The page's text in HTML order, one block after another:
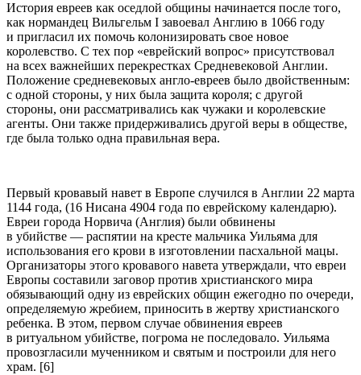
История евреев как оседлой общины начинается после того,
как нормандец Вильгельм I завоевал Англию в 1066 году
и пригласил их помочь колонизировать свое новое
королевство. С тех пор «еврейский вопрос» присутствовал
на всех важнейших перекрестках Cредневековой Англии.
Положение средневековых англо-евреев было двойственным:
с одной стороны, у них была защита короля; с другой
стороны, они рассматривались как чужаки и королевские
агенты. Они также придерживались другой веры в обществе,
где была только одна правильная вера.
Первый кровавый навет в Европе случился в Англии 22 марта
1144 года, (16 Нисана 4904 года по еврейскому календарю).
Евреи города Норвича (Англия) были обвинены
в убийстве — распятии на кресте мальчика Уильяма для
использования его крови в изготовлении пасхальной мацы.
Организаторы этого кровавого навета утверждали, что евреи
Европы составили заговор против христианского мира
обязывающий одну из еврейских общин ежегодно по очереди,
определяемую жребием, приносить в жертву христианского
ребенка. В этом, первом случае обвинения евреев
в ритуальном убийстве, погрома не последовало. Уильяма
провозгласили мученником и святым и построили для него
храм. [6]